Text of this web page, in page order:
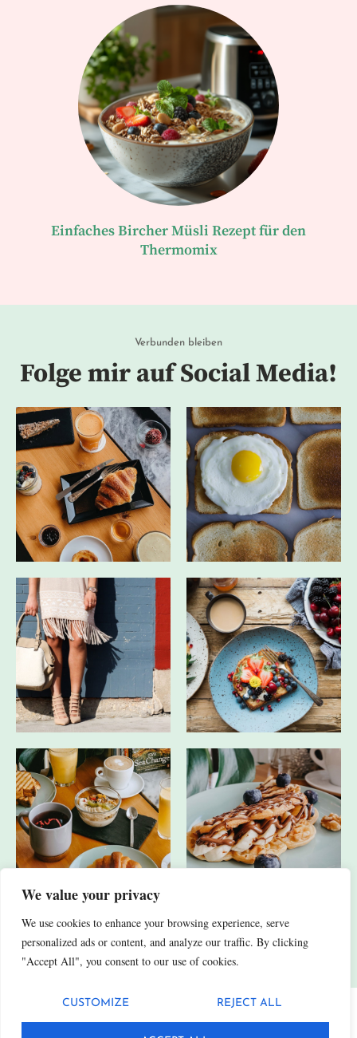
We value your privacy
We use cookies to enhance your browsing experience, serve
personalized ads or content, and analyze our traffic. By clicking
"Accept All", you consent to our use of cookies.
CUSTOMIZE REJECT ALL
Einfaches Bircher Müsli Rezept für den
Thermomix
Verbunden bleiben
Folge mir auf Social Media!
JA, ICH HABE AUCH ANDERE SOCIAL-MEDIA-KANÄLE.